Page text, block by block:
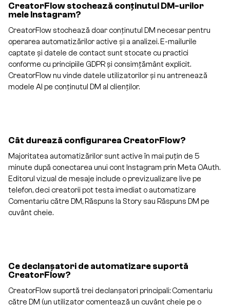
CreatorFlow stochează conținutul DM-urilor
mele Instagram?
CreatorFlow stochează doar conținutul DM necesar pentru
operarea automatizărilor active și a analizei. E-mailurile
captate și datele de contact sunt stocate cu practici
conforme cu principiile GDPR și consimțământ explicit.
CreatorFlow nu vinde datele utilizatorilor și nu antrenează
modele AI pe conținutul DM al clienților.
Cât durează configurarea CreatorFlow?
Majoritatea automatizărilor sunt active în mai puțin de 5
minute după conectarea unui cont Instagram prin Meta OAuth.
Editorul vizual de mesaje include o previzualizare live pe
telefon, deci creatorii pot testa imediat o automatizare
Comentariu către DM, Răspuns la Story sau Răspuns DM pe
cuvânt cheie.
Ce declanșatori de automatizare suportă
CreatorFlow?
CreatorFlow suportă trei declanșatori principali: Comentariu
către DM (un utilizator comentează un cuvânt cheie pe o